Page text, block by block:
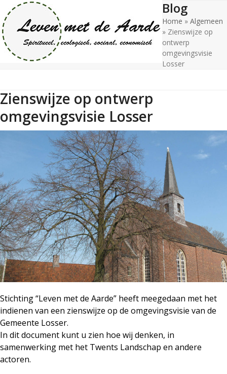
Skip
to
content
Open
mobile
menu
Close
mobile
menu
Blog
Home » Algemeen
» Zienswijze op
ontwerp
omgevingsvisie
Losser
Zienswijze op ontwerp
omgevingsvisie Losser
Stichting “Leven met de Aarde” heeft meegedaan met het
indienen van een zienswijze op de omgevingsvisie van de
Gemeente Losser.
In dit document kunt u zien hoe wij denken, in
samenwerking met het Twents Landschap en andere
actoren.